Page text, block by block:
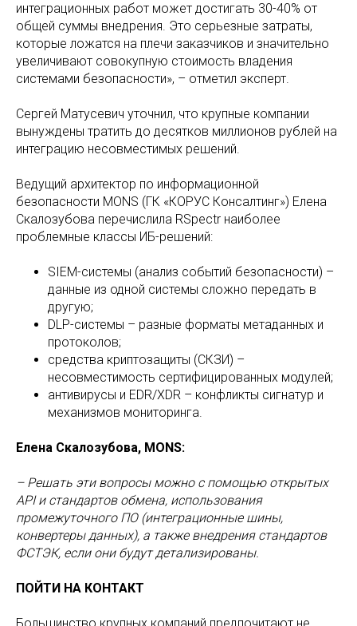
интеграционных работ может достигать 30-40% от
общей суммы внедрения. Это серьезные затраты,
которые ложатся на плечи заказчиков и значительно
увеличивают совокупную стоимость владения
системами безопасности», – отметил эксперт.
Сергей Матусевич уточнил, что крупные компании
вынуждены тратить до десятков миллионов рублей на
интеграцию несовместимых решений.
Ведущий архитектор по информационной
безопасности MONS (ГК «КОРУС Консалтинг») Елена
Скалозубова перечислила RSpectr наиболее
проблемные классы ИБ-решений:
SIEM-системы (анализ событий безопасности) –
данные из одной системы сложно передать в
другую;
DLP-системы – разные форматы метаданных и
протоколов;
средства криптозащиты (СКЗИ) –
несовместимость сертифицированных модулей;
антивирусы и EDR/XDR – конфликты сигнатур и
механизмов мониторинга.
Елена Скалозубова, MONS:
– Решать эти вопросы можно с помощью открытых
API и стандартов обмена, использования
промежуточного ПО (интеграционные шины,
конвертеры данных), а также внедрения стандартов
ФСТЭК, если они будут детализированы.
ПОЙТИ НА КОНТАКТ